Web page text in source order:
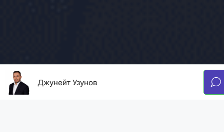
Джунейт Узунов